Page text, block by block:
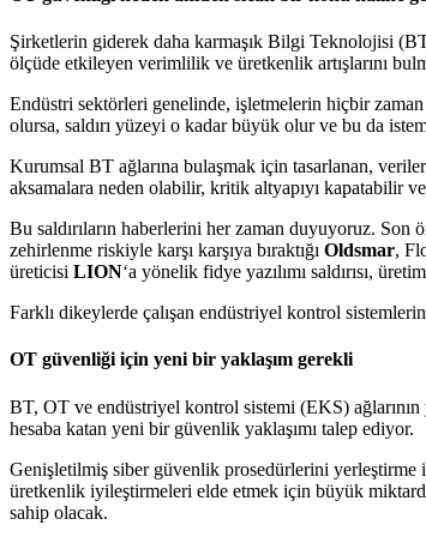
Şirketlerin giderek daha karmaşık Bilgi Teknolojisi
ölçüde etkileyen verimlilik ve üretkenlik artışlarını
Endüstri sektörleri genelinde, işletmelerin hiçbir zaman
olursa, saldırı yüzeyi o kadar büyük olur ve bu da
Kurumsal BT ağlarına bulaşmak için tasarlanan,
aksamalara neden olabilir, kritik altyapıyı kapatabilir
Bu saldırıların haberlerini her zaman duyuyoruz. Son
zehirlenme riskiyle karşı karşıya bıraktığı Oldsmar,
üreticisi LION‘a yönelik fidye yazılımı saldırısı,
Farklı dikeylerde çalışan endüstriyel kontrol
OT güvenliği için yeni bir yaklaşım gerekli
BT, OT ve endüstriyel kontrol sistemi (EKS) ağlarının
hesaba katan yeni bir güvenlik yaklaşımı talep ediyor.
Genişletilmiş siber güvenlik prosedürlerini yerleştirme
üretkenlik iyileştirmeleri elde etmek için büyük
sahip olacak.